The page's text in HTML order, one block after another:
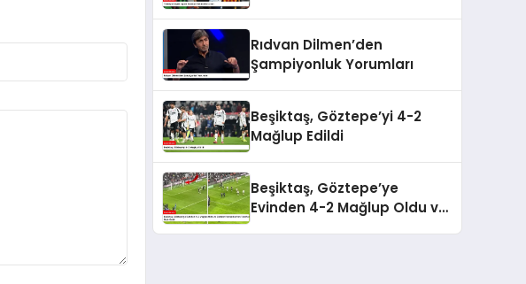
Rıdvan Dilmen’den
Şampiyonluk Yorumları
Beşiktaş, Göztepe’yi 4-2
Mağlup Edildi
Beşiktaş, Göztepe’ye
Evinden 4-2 Mağlup Oldu ve